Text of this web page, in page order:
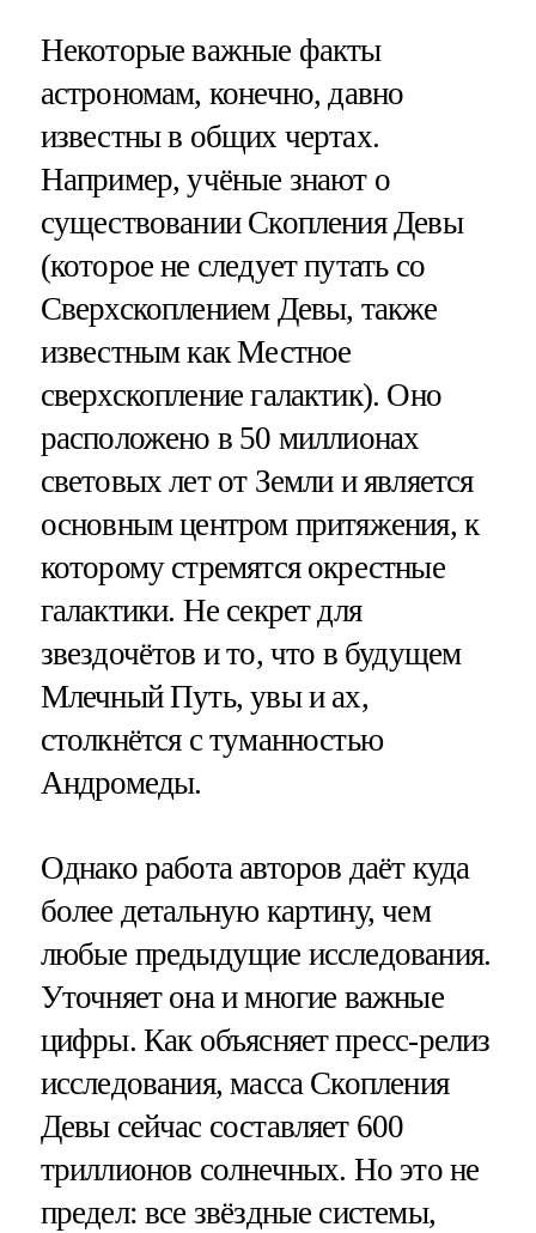
Некоторые важные факты
астрономам, конечно, давно
известны в общих чертах.
Например, учёные знают о
существовании Скопления Девы
(которое не следует путать со
Сверхскоплением Девы, также
известным как Местное
сверхскопление галактик). Оно
расположено в 50 миллионах
световых лет от Земли и является
основным центром притяжения, к
которому стремятся окрестные
галактики. Не секрет для
звездочётов и то, что в будущем
Млечный Путь, увы и ах,
столкнётся с туманностью
Андромеды.
Однако работа авторов даёт куда
более детальную картину, чем
любые предыдущие исследования.
Уточняет она и многие важные
цифры. Как объясняет пресс-релиз
исследования, масса Скопления
Девы сейчас составляет 600
триллионов солнечных. Но это не
предел: все звёздные системы,